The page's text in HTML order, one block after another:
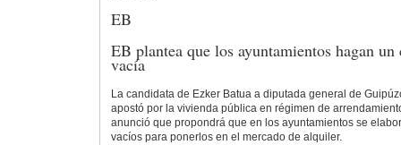
EB
EB plantea que los ayuntamientos hagan
vacía
La candidata de Ezker Batua a diputada general de
apostó por la vivienda pública en régimen de
anunció que propondrá que en los ayuntamientos se
vacíos para ponerlos en el mercado de alquiler.